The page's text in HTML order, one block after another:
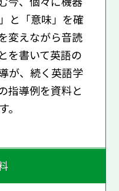
と「意味」を確
変えながら音読
を書いて英語の
が、続く英語学
指導例を資料と